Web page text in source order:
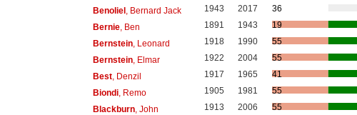
Benoliel, Bernard Jack 1943 2017
36
Bernie, Ben 1891 1943
19
Bernstein, Leonard 1918 1990
55
Bernstein, Elmar 1922 2004
55
Best, Denzil 1917 1965
41
Biondi, Remo 1905 1981
55
Blackburn, John 1913 2006
55